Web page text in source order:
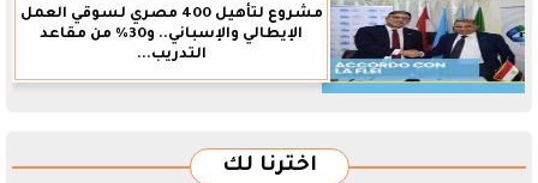
مشروع لتأهيل 400 مصري لسوقي العمل
الإيطالي والإسباني.. و30% من مقاعد
التدريب...
اخترنا لك